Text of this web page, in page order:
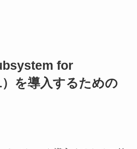
for
を導入するための